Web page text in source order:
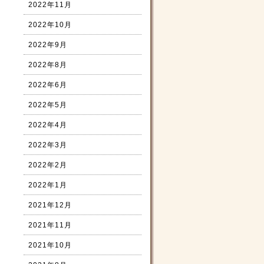
2022年11月
2022年10月
2022年9月
2022年8月
2022年6月
2022年5月
2022年4月
2022年3月
2022年2月
2022年1月
2021年12月
2021年11月
2021年10月